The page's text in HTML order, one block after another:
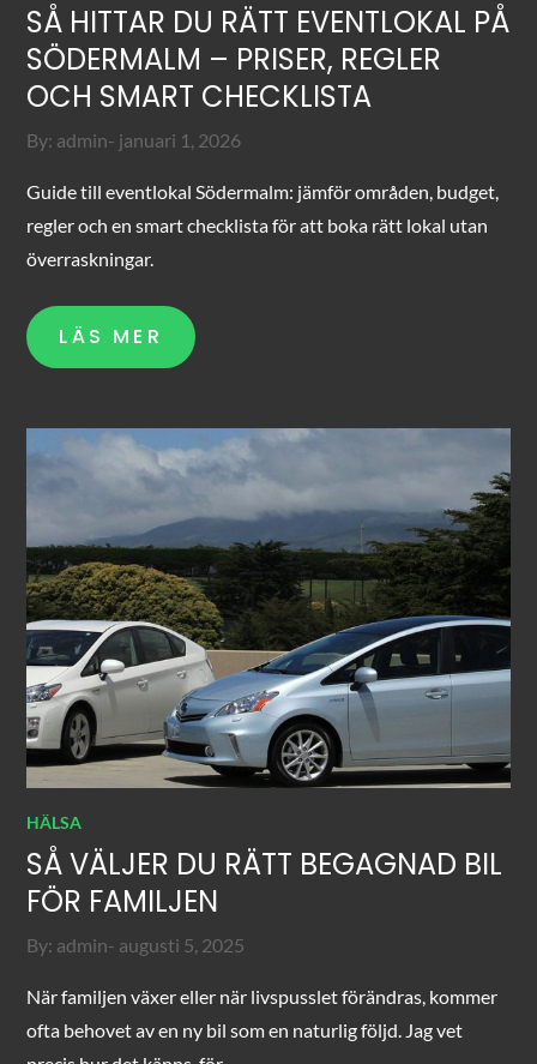
SÅ HITTAR DU RÄTT EVENTLOKAL PÅ
SÖDERMALM – PRISER, REGLER
OCH SMART CHECKLISTA
By: admin Posted
januari 1, 2026
Guide till eventlokal Södermalm: jämför områden, budget,
regler och en smart checklista för att boka rätt lokal utan
överraskningar.
LÄS MER
HÄLSA
SÅ VÄLJER DU RÄTT BEGAGNAD BIL
FÖR FAMILJEN
By: admin Posted
augusti 5, 2025
När familjen växer eller när livspusslet förändras, kommer
ofta behovet av en ny bil som en naturlig följd. Jag vet